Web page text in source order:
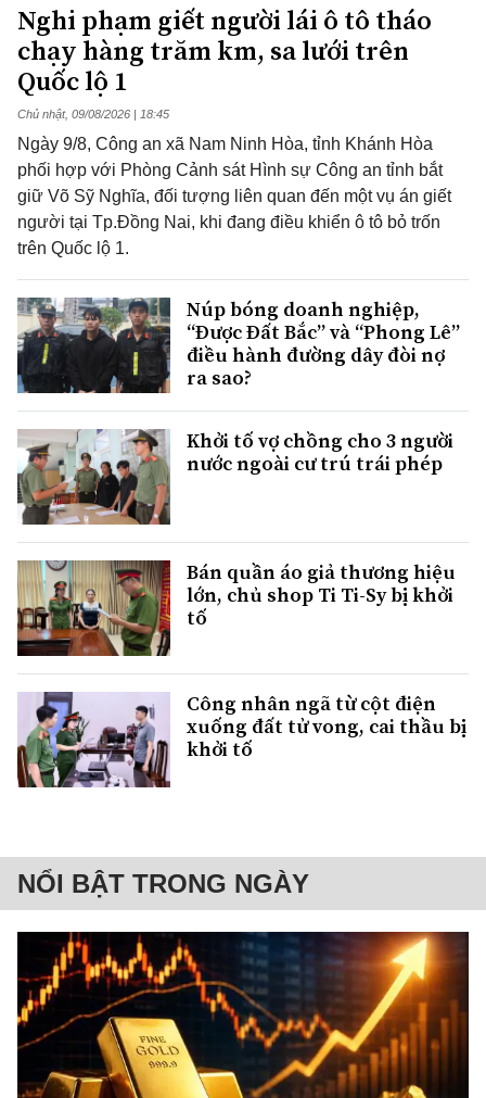
Nghi phạm giết người lái ô tô tháo
chạy hàng trăm km, sa lưới trên
Quốc lộ 1
Chủ nhật, 09/08/2026 | 18:45
Ngày 9/8, Công an xã Nam Ninh Hòa, tỉnh Khánh Hòa
phối hợp với Phòng Cảnh sát Hình sự Công an tỉnh bắt
giữ Võ Sỹ Nghĩa, đối tượng liên quan đến một vụ án giết
người tại Tp.Đồng Nai, khi đang điều khiển ô tô bỏ trốn
trên Quốc lộ 1.
Núp bóng doanh nghiệp,
“Được Đất Bắc” và “Phong Lê”
điều hành đường dây đòi nợ
ra sao?
Khởi tố vợ chồng cho 3 người
nước ngoài cư trú trái phép
Bán quần áo giả thương hiệu
lớn, chủ shop Ti Ti-Sy bị khởi
tố
Công nhân ngã từ cột điện
xuống đất tử vong, cai thầu bị
khởi tố
NỔI BẬT TRONG NGÀY